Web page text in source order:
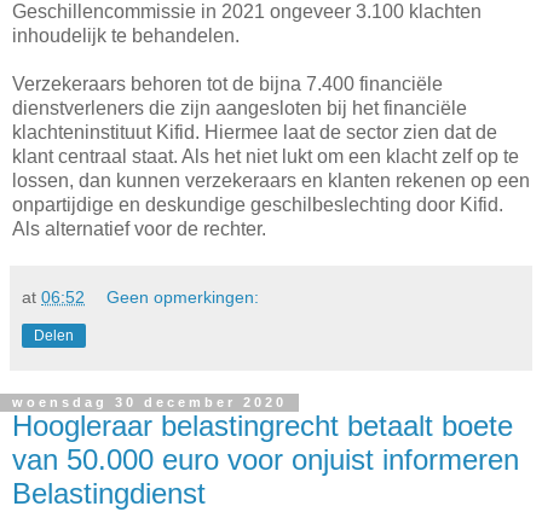
Geschillencommissie in 2021 ongeveer 3.100 klachten
inhoudelijk te behandelen.
Verzekeraars behoren tot de bijna 7.400 financiële
dienstverleners die zijn aangesloten bij het financiële
klachteninstituut Kifid. Hiermee laat de sector zien dat de
klant centraal staat. Als het niet lukt om een klacht zelf op te
lossen, dan kunnen verzekeraars en klanten rekenen op een
onpartijdige en deskundige geschilbeslechting door Kifid.
Als alternatief voor de rechter.
at 06:52 Geen opmerkingen:
Delen
woensdag 30 december 2020
Hoogleraar belastingrecht betaalt boete
van 50.000 euro voor onjuist informeren
Belastingdienst